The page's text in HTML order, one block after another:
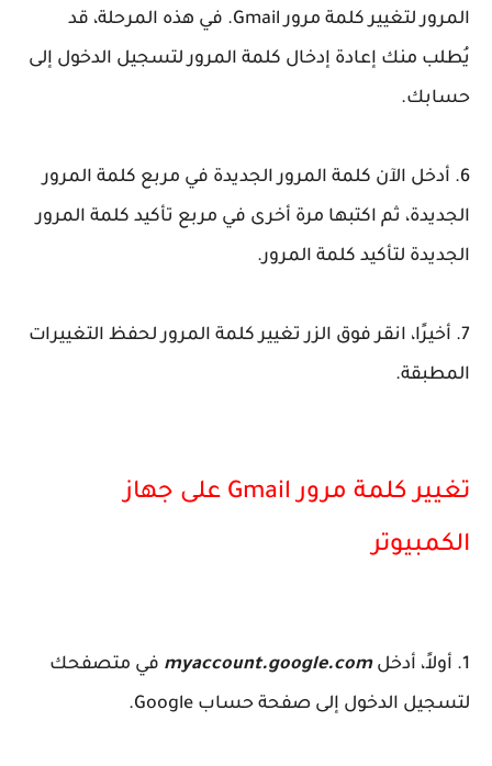
المرور لتغيير كلمة مرور Gmail. في هذه المرحلة، قد
يُطلب منك إعادة إدخال كلمة المرور لتسجيل الدخول إلى
حسابك.
6. أدخل الآن كلمة المرور الجديدة في مربع كلمة المرور
الجديدة، ثم اكتبها مرة أخرى في مربع تأكيد كلمة المرور
الجديدة لتأكيد كلمة المرور.
7. أخيرًا، انقر فوق الزر تغيير كلمة المرور لحفظ التغييرات
المطبقة.
تغيير كلمة مرور Gmail على جهاز
الكمبيوتر
1. أولاً، أدخل myaccount.google.com في متصفحك
لتسجيل الدخول إلى صفحة حساب Google.